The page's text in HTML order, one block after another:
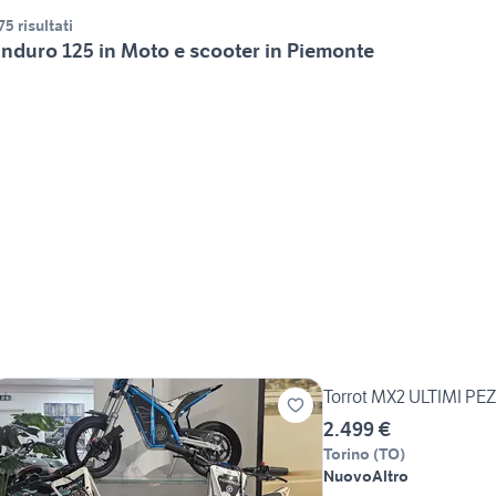
risultati
125 in Moto e scooter in Piemonte
Torrot MX2 ULTIMI
2.499 €
Torino (TO)
NuovoAltro